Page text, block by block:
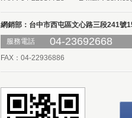
網銷部：台中市西屯區文心路三段241號
服務電話
04-23692668
FAX：04-22936886